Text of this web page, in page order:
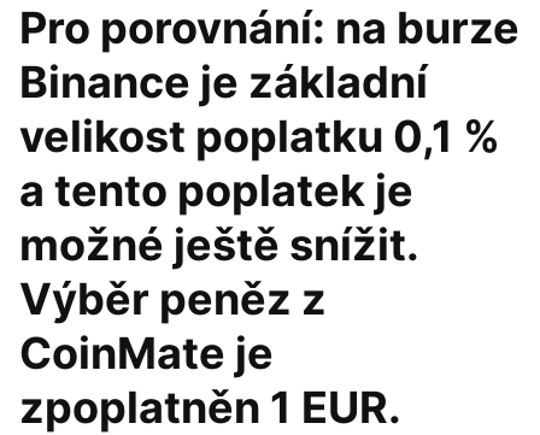
Pro porovnání: na burze
Binance je základní
velikost poplatku 0,1 %
a tento poplatek je
možné ještě snížit.
Výběr peněz z
CoinMate je
zpoplatněn 1 EUR.